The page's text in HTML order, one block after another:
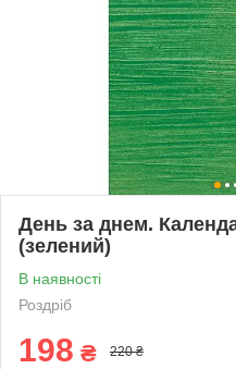
День за днем.
(зелений)
В наявності
Роздріб
198 ₴ 220 ₴